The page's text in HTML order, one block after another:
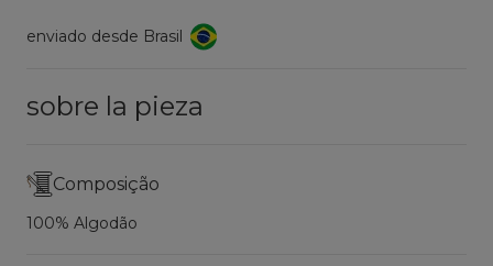
enviado desde Brasil
sobre la pieza
Composição
100% Algodão